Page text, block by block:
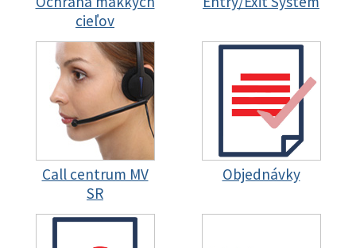
cieľov
Call centrum MV
SR
Objednávky